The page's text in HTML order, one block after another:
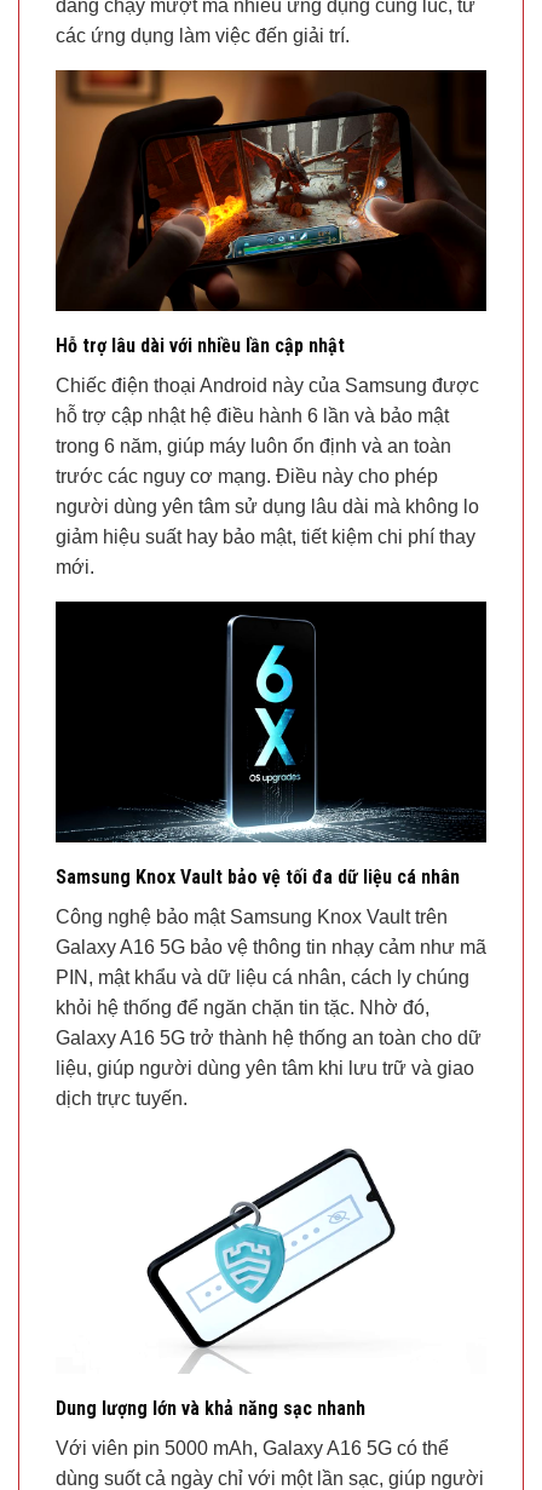
dàng chạy mượt mà nhiều ứng dụng cùng lúc, từ
các ứng dụng làm việc đến giải trí.
Hỗ trợ lâu dài với nhiều lần cập nhật
Chiếc điện thoại Android này của Samsung được
hỗ trợ cập nhật hệ điều hành 6 lần và bảo mật
trong 6 năm, giúp máy luôn ổn định và an toàn
trước các nguy cơ mạng. Điều này cho phép
người dùng yên tâm sử dụng lâu dài mà không lo
giảm hiệu suất hay bảo mật, tiết kiệm chi phí thay
mới.
Samsung Knox Vault bảo vệ tối đa dữ liệu cá nhân
Công nghệ bảo mật Samsung Knox Vault trên
Galaxy A16 5G bảo vệ thông tin nhạy cảm như mã
PIN, mật khẩu và dữ liệu cá nhân, cách ly chúng
khỏi hệ thống để ngăn chặn tin tặc. Nhờ đó,
Galaxy A16 5G trở thành hệ thống an toàn cho dữ
liệu, giúp người dùng yên tâm khi lưu trữ và giao
dịch trực tuyến.
Dung lượng lớn và khả năng sạc nhanh
Với viên pin 5000 mAh, Galaxy A16 5G có thể
dùng suốt cả ngày chỉ với một lần sạc, giúp người